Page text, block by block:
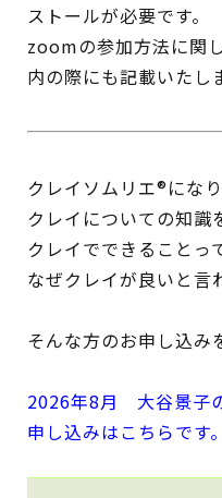
ストールが必要です。
zoomの参加方法に関
内の際にも記載いたし
クレイソムリエ®になり
クレイについての知識
クレイでできることっ
なぜクレイが良いと言
そんな方のお申し込み
2026年8月 大谷景子
申し込みはこちらです。